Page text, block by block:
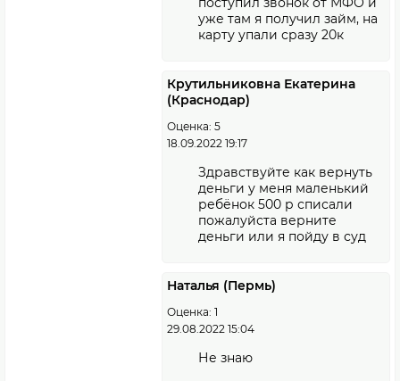
уже там я получил займ, на
карту упали сразу 20к
Крутильниковна Екатерина
(Краснодар)
Оценка: 5
18.09.2022 19:17
Здравствуйте как вернуть
деньги у меня маленький
ребёнок 500 р списали
пожалуйста верните
деньги или я пойду в суд
Наталья (Пермь)
Оценка: 1
29.08.2022 15:04
Не знаю